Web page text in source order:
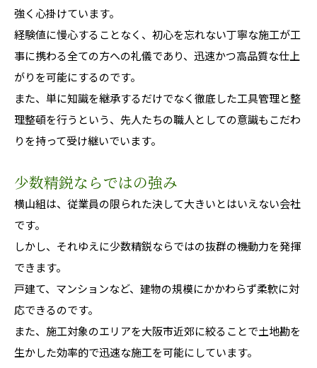
強く心掛けています。
経験値に慢心することなく、初心を忘れない丁寧な施工が工
事に携わる全ての方への礼儀であり、迅速かつ高品質な仕上
がりを可能にするのです。
また、単に知識を継承するだけでなく徹底した工具管理と整
理整頓を行うという、先人たちの職人としての意識もこだわ
りを持って受け継いでいます。
少数精鋭ならではの強み
横山組は、従業員の限られた決して大きいとはいえない会社
です。
しかし、それゆえに少数精鋭ならではの抜群の機動力を発揮
できます。
戸建て、マンションなど、建物の規模にかかわらず柔軟に対
応できるのです。
また、施工対象のエリアを大阪市近郊に絞ることで土地勘を
生かした効率的で迅速な施工を可能にしています。